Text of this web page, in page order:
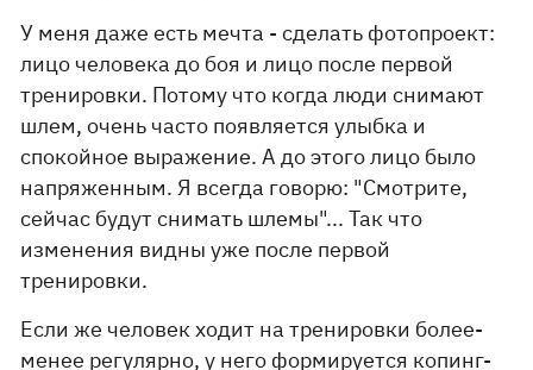
У меня даже есть мечта - сделать фотопроект:
лицо человека до боя и лицо после первой
тренировки. Потому что когда люди снимают
шлем, очень часто появляется улыбка и
спокойное выражение. А до этого лицо было
напряженным. Я всегда говорю: "Смотрите,
сейчас будут снимать шлемы"... Так что
изменения видны уже после первой
тренировки.
Если же человек ходит на тренировки более-
менее регулярно, у него формируется копинг-